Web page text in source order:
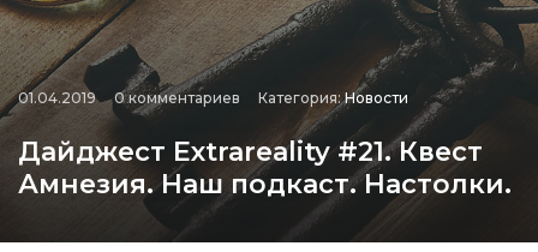
01.04.2019 0 комментариев Категория:Новости
Дайджест Extrareality #21. Квест
Амнезия. Наш подкаст. Настолки.